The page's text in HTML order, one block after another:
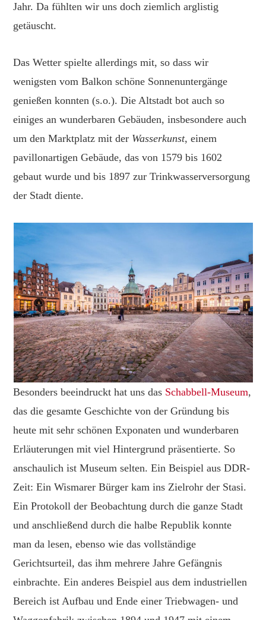
Jahr. Da fühlten wir uns doch ziemlich arglistig
getäuscht.
Das Wetter spielte allerdings mit, so dass wir
wenigsten vom Balkon schöne Sonnenuntergänge
genießen konnten (s.o.). Die Altstadt bot auch so
einiges an wunderbaren Gebäuden, insbesondere auch
um den Marktplatz mit der Wasserkunst, einem
pavillonartigen Gebäude, das von 1579 bis 1602
gebaut wurde und bis 1897 zur Trinkwasserversorgung
der Stadt diente.
Besonders beeindruckt hat uns das Schabbell-Museum,
das die gesamte Geschichte von der Gründung bis
heute mit sehr schönen Exponaten und wunderbaren
Erläuterungen mit viel Hintergrund präsentierte. So
anschaulich ist Museum selten. Ein Beispiel aus DDR-
Zeit: Ein Wismarer Bürger kam ins Zielrohr der Stasi.
Ein Protokoll der Beobachtung durch die ganze Stadt
und anschließend durch die halbe Republik konnte
man da lesen, ebenso wie das vollständige
Gerichtsurteil, das ihm mehrere Jahre Gefängnis
einbrachte. Ein anderes Beispiel aus dem industriellen
Bereich ist Aufbau und Ende einer Triebwagen- und